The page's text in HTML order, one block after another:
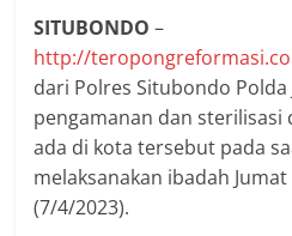
SITUBONDO–
http://
dari Polres Situbondo Polda
pengamanan dan sterilisasi
ada di kota tersebut pada
melaksanakan ibadah Jumat
(7/4/2023).